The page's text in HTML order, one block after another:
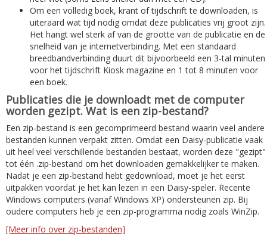
Om een volledig boek, krant of tijdschrift te downloaden, is
uiteraard wat tijd nodig omdat deze publicaties vrij groot zijn.
Het hangt wel sterk af van de grootte van de publicatie en de
snelheid van je internetverbinding. Met een standaard
breedbandverbinding duurt dit bijvoorbeeld een 3-tal minuten
voor het tijdschrift Kiosk magazine en 1 tot 8 minuten voor
een boek.
Publicaties die je downloadt met de computer
worden gezipt. Wat is een zip-bestand?
Een zip-bestand is een gecomprimeerd bestand waarin veel andere
bestanden kunnen verpakt zitten. Omdat een Daisy-publicatie vaak
uit heel veel verschillende bestanden bestaat, worden deze "gezipt"
tot één .zip-bestand om het downloaden gemakkelijker te maken.
Nadat je een zip-bestand hebt gedownload, moet je het eerst
uitpakken voordat je het kan lezen in een Daisy-speler. Recente
Windows computers (vanaf Windows XP) ondersteunen zip. Bij
oudere computers heb je een zip-programma nodig zoals WinZip.
[Meer info over zip-bestanden]